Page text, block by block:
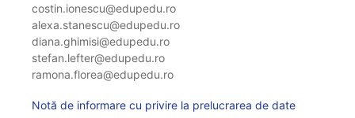
costin.ionescu@edupedu.ro
alexa.stanescu@edupedu.ro
diana.ghimisi@edupedu.ro
stefan.lefter@edupedu.ro
ramona.florea@edupedu.ro
Notă de informare cu privire la prelucrarea de date